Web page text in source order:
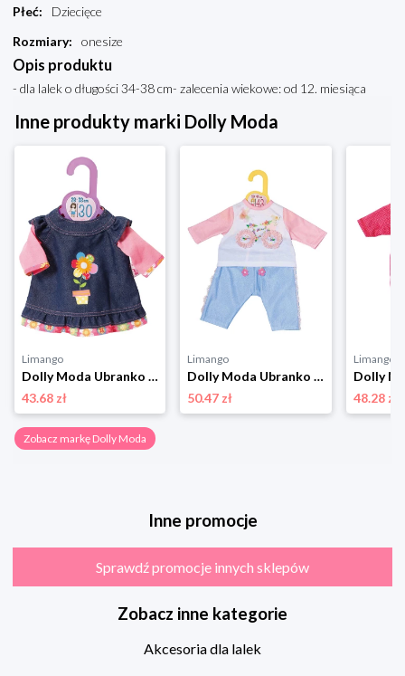
Płeć:
Dziecięce
Rozmiary: onesize
Opis produktu
- dla lalek o długości 34-38 cm- zalecenia wiekowe: od 12. miesiąca
Inne produkty marki Dolly Moda
Limango
Dolly Moda Ubranko "Dolly Jeans Dress" w kolorze granatowym dla lalek - 12 m+ rozmiar: onesize
43.68 zł
Limango
Dolly Moda Ubranko dla lalek - 3+ rozmiar: onesize
50.47 zł
Limango
48.28 zł
Zobacz markę Dolly Moda
Inne promocje
Sprawdź promocje innych sklepów
Zobacz inne kategorie
Akcesoria dla lalek